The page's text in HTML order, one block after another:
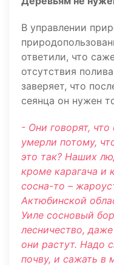
В управлении
ответили, что
отсутствия
заверяет, что
сеянца он нужен
- Они говорят,
умерли потому,
это так? Наших
кроме карагача и
сосна-то –
Актюбинской
Уиле сосновый
лесничество,
они растут. Надо
почву, и сажать в